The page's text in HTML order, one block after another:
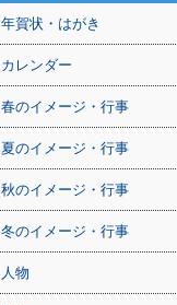
年賀状・はがき
カレンダー
春のイメージ・行事
夏のイメージ・行事
秋のイメージ・行事
冬のイメージ・行事
人物